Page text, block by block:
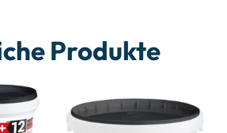
Produkte